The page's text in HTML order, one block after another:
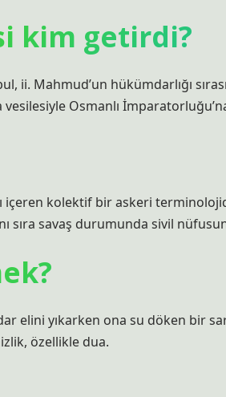
kim getirdi?
Mahmud’un hükümdarlığı
vesilesiyle Osmanlı
kolektif bir askeri
sıra savaş durumunda sivil
elini yıkarken ona su döken bir
özellikle dua.